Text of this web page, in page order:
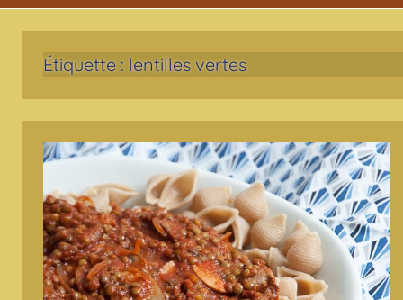
Étiquette : lentilles vertes